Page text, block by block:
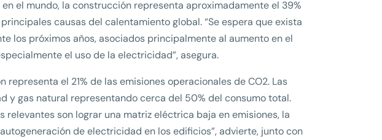
el mundo, la construcción representa aproximadamente el 39%
causas del calentamiento global. “Se espera que exista
los próximos años, asociados principalmente al aumento en el
el uso de la electricidad”, asegura.
el 21% de las emisiones operacionales de CO2. Las
y gas natural representando cerca del 50% del consumo total.
relevantes son lograr una matriz eléctrica baja en emisiones, la
de electricidad en los edificios”, advierte, junto con